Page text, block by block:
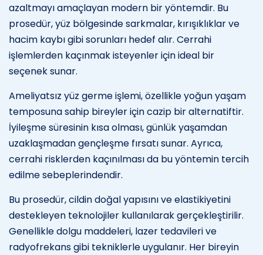
azaltmayı amaçlayan modern bir yöntemdir. Bu
prosedür, yüz bölgesinde sarkmalar, kırışıklıklar ve
hacim kaybı gibi sorunları hedef alır. Cerrahi
işlemlerden kaçınmak isteyenler için ideal bir
seçenek sunar.
Ameliyatsız yüz germe işlemi, özellikle yoğun yaşam
temposuna sahip bireyler için cazip bir alternatiftir.
İyileşme süresinin kısa olması, günlük yaşamdan
uzaklaşmadan gençleşme fırsatı sunar. Ayrıca,
cerrahi risklerden kaçınılması da bu yöntemin tercih
edilme sebeplerindendir.
Bu prosedür, cildin doğal yapısını ve elastikiyetini
destekleyen teknolojiler kullanılarak gerçekleştirilir.
Genellikle dolgu maddeleri, lazer tedavileri ve
radyofrekans gibi tekniklerle uygulanır. Her bireyin